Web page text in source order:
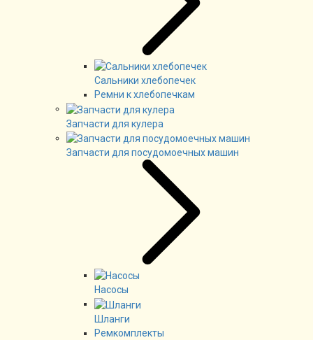
Сальники хлебопечек
Ремни к хлебопечкам
Запчасти для кулера
Запчасти для посудомоечных машин
Насосы
Шланги
Ремкомплекты